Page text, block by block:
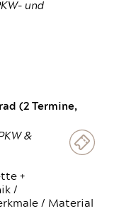
und
(2 Termine,
&
+
/
/ Material